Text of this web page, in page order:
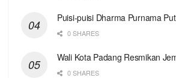
Puisi-puisi Dharma Purnama
0 SHARES
Wali Kota Padang Resmikan
0 SHARES